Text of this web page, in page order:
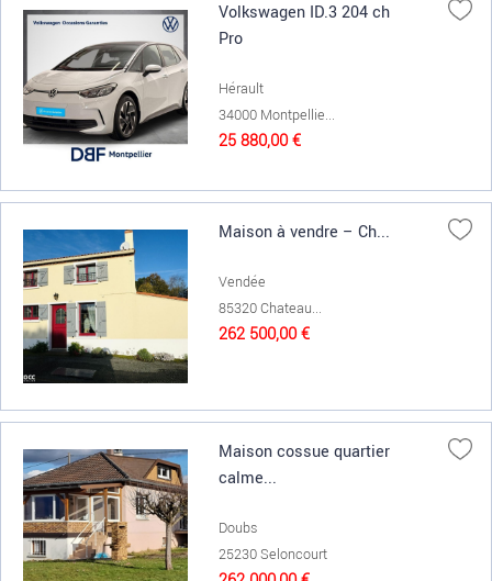
Volkswagen ID.3 204 ch
Pro
Hérault
34000 Montpellie...
25 880,00 €
Maison à vendre – Ch...
Vendée
85320 Chateau...
262 500,00 €
Maison cossue quartier
calme...
Doubs
25230 Seloncourt